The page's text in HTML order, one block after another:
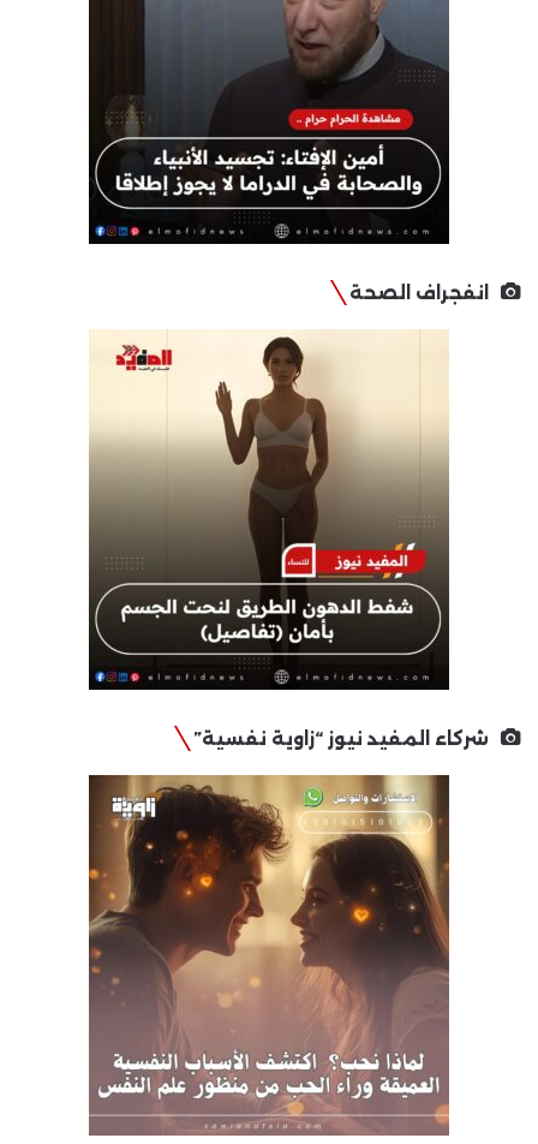
انفجراف الصحة
شركاء المفيد نيوز “زاوية نفسية”